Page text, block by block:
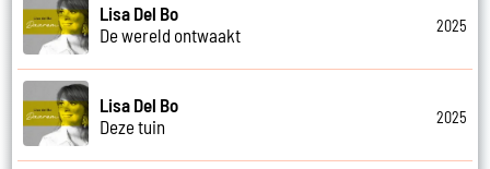
Lisa Del Bo
De wereld ontwaakt
2025
Lisa Del Bo
Deze tuin
2025